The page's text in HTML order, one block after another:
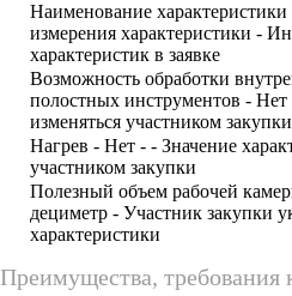
Наименование
измерения характеристики -
характеристик в заявке
Возможность обработки
полостных инструментов - Нет
изменяться участником закупки
Нагрев - Нет - - Значение
участником закупки
Полезный объем рабочей
дециметр - Участник закупки
характеристики
Преимущества, требования